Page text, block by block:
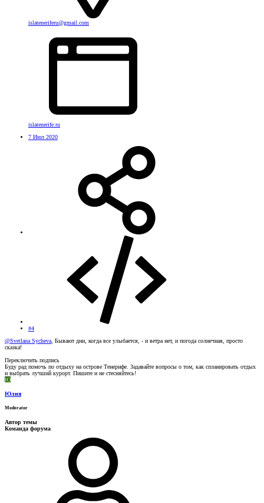
islateneriferu@gmail.com
islatenerife.ru
7 Июл 2020
#4
@Svetlana Sycheva , Бывают дни, когда все улыбается, - и ветра нет, и погода солнечная, просто
сказка!
Переключить подпись
Буду рад помочь по отдыху на острове Тенерифе. Задавайте вопросы о том, как спланировать отдых
и выбрать лучший курорт. Пишите и не стесняйтесь!
Ю
Юлия
Moderator
Автор темы
Команда форума